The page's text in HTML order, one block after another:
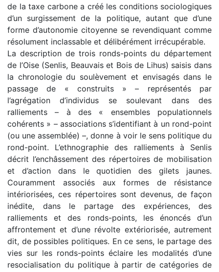
de la taxe carbone a créé les conditions sociologiques
d’un surgissement de la politique, autant que d’une
forme d’autonomie citoyenne se revendiquant comme
résolument inclassable et délibérément irrécupérable.
La description de trois ronds-points du département
de l’Oise (Senlis, Beauvais et Bois de Lihus) saisis dans
la chronologie du soulèvement et envisagés dans le
passage de « construits » – représentés par
l’agrégation d’individus se soulevant dans des
ralliements – à des « ensembles populationnels
cohérents » – associations s’identifiant à un rond-point
(ou une assemblée) –, donne à voir le sens politique du
rond-point. L’ethnographie des ralliements à Senlis
décrit l’enchâssement des répertoires de mobilisation
et d’action dans le quotidien des gilets jaunes.
Couramment associés aux formes de résistance
intériorisées, ces répertoires sont devenus, de façon
inédite, dans le partage des expériences, des
ralliements et des ronds-points, les énoncés d’un
affrontement et d’une révolte extériorisée, autrement
dit, de possibles politiques. En ce sens, le partage des
vies sur les ronds-points éclaire les modalités d’une
resocialisation du politique à partir de catégories de